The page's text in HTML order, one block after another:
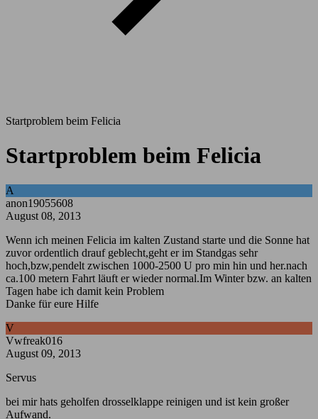
Startproblem beim Felicia
Startproblem beim Felicia
A
anon19055608
August 08, 2013
Wenn ich meinen Felicia im kalten Zustand starte und die Sonne hat
zuvor ordentlich drauf geblecht,geht er im Standgas sehr
hoch,bzw,pendelt zwischen 1000-2500 U pro min hin und her.nach
ca.100 metern Fahrt läuft er wieder normal.Im Winter bzw. an kalten
Tagen habe ich damit kein Problem
Danke für eure Hilfe
V
Vwfreak016
August 09, 2013
Servus
bei mir hats geholfen drosselklappe reinigen und ist kein großer
Aufwand.